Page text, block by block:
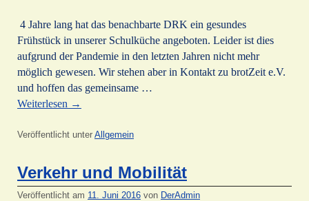
4 Jahre lang hat das benachbarte DRK ein gesundes
Frühstück in unserer Schulküche angeboten. Leider ist dies
aufgrund der Pandemie in den letzten Jahren nicht mehr
möglich gewesen. Wir stehen aber in Kontakt zu brotZeit e.V.
und hoffen das gemeinsame …
Weiterlesen →
Veröffentlicht unter Allgemein
Verkehr und Mobilität
Veröffentlicht am 11. Juni 2016 von DerAdmin